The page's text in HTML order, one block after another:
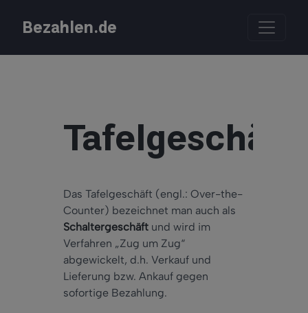
Bezahlen.de
Tafelgeschäft
Das Tafelgeschäft (engl.: Over-the-
Counter) bezeichnet man auch als
Schaltergeschäft und wird im
Verfahren „Zug um Zug“
abgewickelt, d.h. Verkauf und
Lieferung bzw. Ankauf gegen
sofortige Bezahlung.